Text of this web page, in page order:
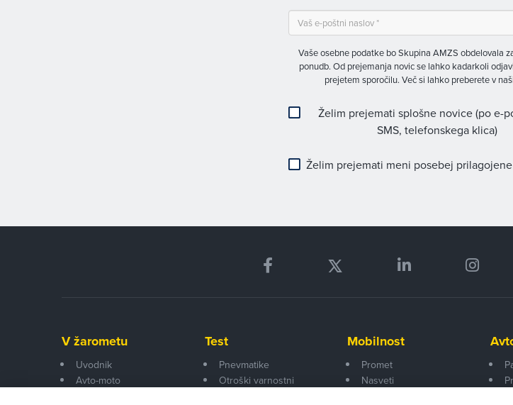
Vaše osebne podatke bo Skupina AMZS obdelovala
ponudb. Od prejemanja novic se lahko kadarkoli
prejetem sporočilu. Več si lahko preberete v naši
Želim prejemati splošne novice (po e-
SMS, telefonskega klica)
Želim prejemati meni posebej
V žarometu
Uvodnik
Avto-moto
Test
Pnevmatike
Otroški varnostni
Mobilnost
Promet
Nasveti